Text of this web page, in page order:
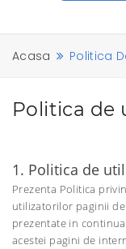
Acasa Politica
Politica de
1. Politica de
Prezenta Politica
utilizatorilor paginii
prezentate in
acestei pagini de